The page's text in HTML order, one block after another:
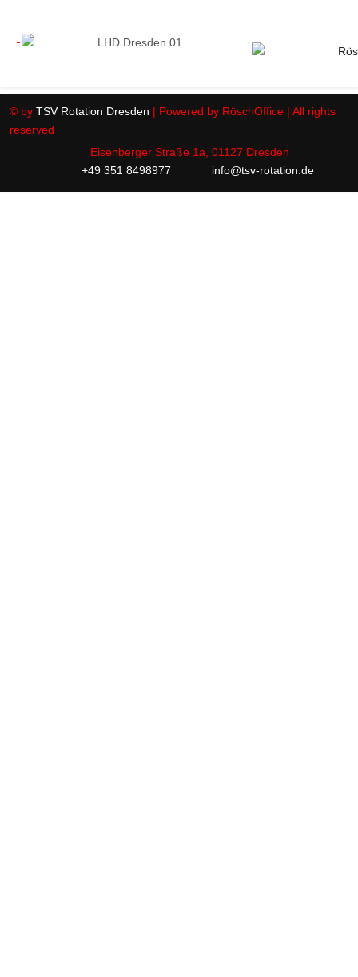
© by TSV Rotation Dresden | Powered by RöschOffice | All rights
reserved
Eisenberger Straße 1a, 01127 Dresden
+49 351 8498977
info@tsv-rotation.de